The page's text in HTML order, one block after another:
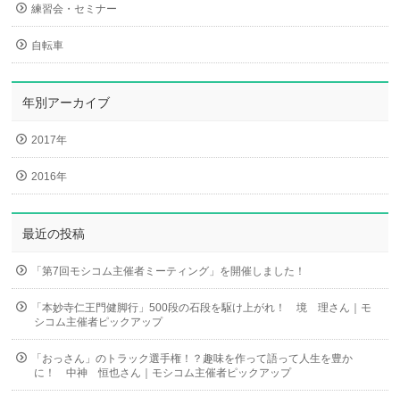
練習会・セミナー
自転車
年別アーカイブ
2017年
2016年
最近の投稿
「第7回モシコム主催者ミーティング」を開催しました！
「本妙寺仁王門健脚行」500段の石段を駆け上がれ！ 境 理さん｜モ
シコム主催者ピックアップ
「おっさん」のトラック選手権！？趣味を作って語って人生を豊か
に！ 中神 恒也さん｜モシコム主催者ピックアップ